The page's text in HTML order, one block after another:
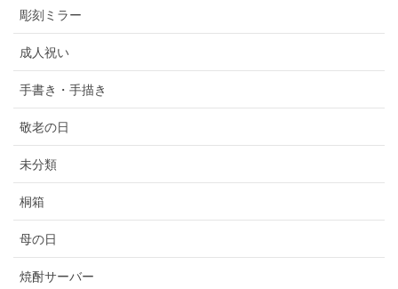
彫刻ミラー
成人祝い
手書き・手描き
敬老の日
未分類
桐箱
母の日
焼酎サーバー